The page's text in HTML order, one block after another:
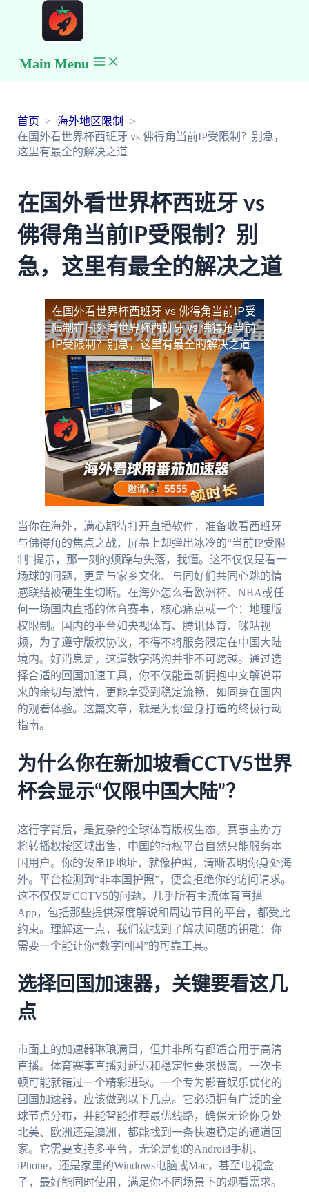
Main Menu
首页
海外地区限制
在国外看世界杯西班牙 vs 佛得角当前IP受限制？别急，
这里有最全的解决之道
在国外看世界杯西班牙 vs
佛得角当前IP受限制？别
急，这里有最全的解决之道
在国外看世界杯西班牙 vs 佛得角当前IP受
限制在国外看世界杯西班牙 vs 佛得角当前
IP受限制？别急，这里有最全的解决之道
当你在海外，满心期待打开直播软件，准备收看西班牙
与佛得角的焦点之战，屏幕上却弹出冰冷的“当前IP受限
制”提示，那一刻的烦躁与失落，我懂。这不仅仅是看一
场球的问题，更是与家乡文化、与同好们共同心跳的情
感联结被硬生生切断。在海外怎么看欧洲杯、NBA或任
何一场国内直播的体育赛事，核心痛点就一个：地理版
权限制。国内的平台如央视体育、腾讯体育、咪咕视
频，为了遵守版权协议，不得不将服务限定在中国大陆
境内。好消息是，这道数字鸿沟并非不可跨越。通过选
择合适的回国加速工具，你不仅能重新拥抱中文解说带
来的亲切与激情，更能享受到稳定流畅、如同身在国内
的观看体验。这篇文章，就是为你量身打造的终极行动
指南。
为什么你在新加坡看CCTV5世界
杯会显示“仅限中国大陆”？
这行字背后，是复杂的全球体育版权生态。赛事主办方
将转播权按区域出售，中国的持权平台自然只能服务本
国用户。你的设备IP地址，就像护照，清晰表明你身处海
外。平台检测到“非本国护照”，便会拒绝你的访问请求。
这不仅仅是CCTV5的问题，几乎所有主流体育直播
App，包括那些提供深度解说和周边节目的平台，都受此
约束。理解这一点，我们就找到了解决问题的钥匙：你
需要一个能让你“数字回国”的可靠工具。
选择回国加速器，关键要看这几
点
市面上的加速器琳琅满目，但并非所有都适合用于高清
直播。体育赛事直播对延迟和稳定性要求极高，一次卡
顿可能就错过一个精彩进球。一个专为影音娱乐优化的
回国加速器，应该做到以下几点。它必须拥有广泛的全
球节点分布，并能智能推荐最优线路，确保无论你身处
北美、欧洲还是澳洲，都能找到一条快速稳定的通道回
家。它需要支持多平台，无论是你的Android手机、
iPhone，还是家里的Windows电脑或Mac，甚至电视盒
子，最好能同时使用，满足你不同场景下的观看需求。